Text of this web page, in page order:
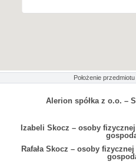
Położenie
Alerion spółka z o.o. –
Izabeli Skocz – osoby
Rafała Skocz – osoby